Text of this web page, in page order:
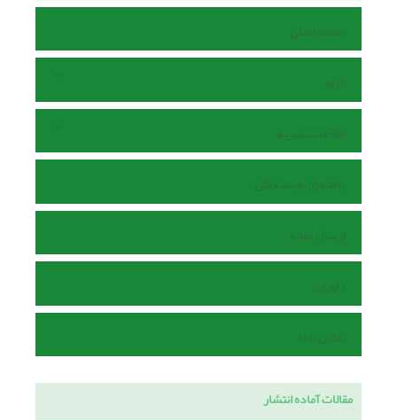
صفحه اصلی
مرور
اطلاعات نشریه
راهنمای نویسندگان
ارسال مقاله
داوران
تماس با ما
مقالات آماده انتشار